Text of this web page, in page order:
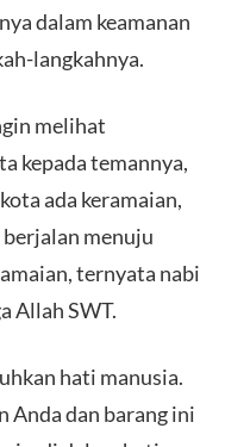
dalam keamanan
langkahnya.
melihat
kepada temannya,
ada keramaian,
berjalan menuju
ternyata nabi
Allah SWT.
hati manusia.
Anda dan barang ini